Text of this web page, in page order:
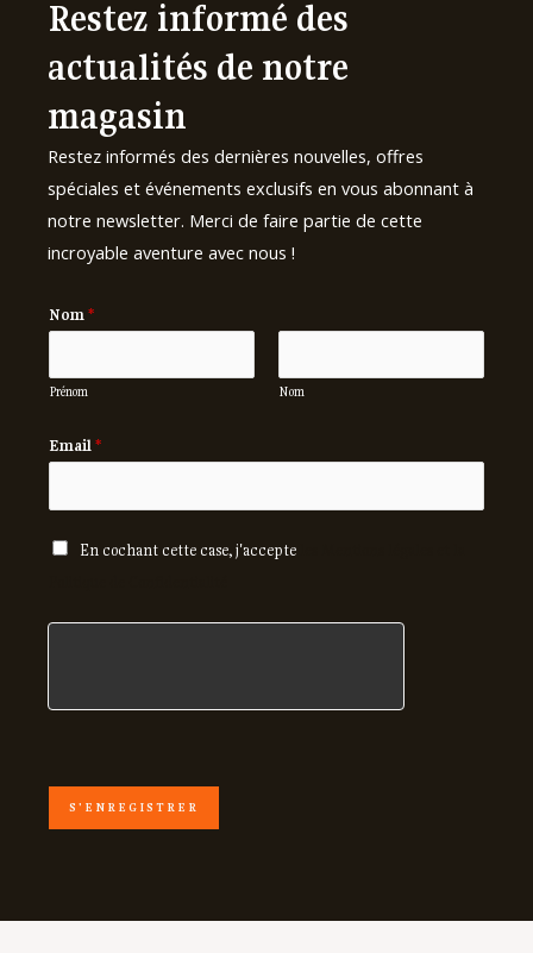
Restez informé des
actualités de notre
magasin
Restez informés des dernières nouvelles, offres
spéciales et événements exclusifs en vous abonnant à
notre newsletter. Merci de faire partie de cette
incroyable aventure avec nous !
Nom*
Prénom Nom
Email*
En cochant cette case, j'accepte
S'ENREGISTRER